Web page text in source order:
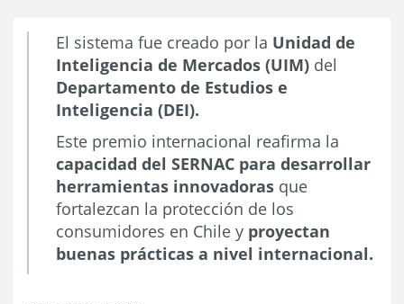
El sistema fue creado por la Unidad de
Inteligencia de Mercados (UIM) del
Departamento de Estudios e
Inteligencia (DEI).
Este premio internacional reafirma la
capacidad del SERNAC para desarrollar
herramientas innovadoras que
fortalezcan la protección de los
consumidores en Chile y proyectan
buenas prácticas a nivel internacional.